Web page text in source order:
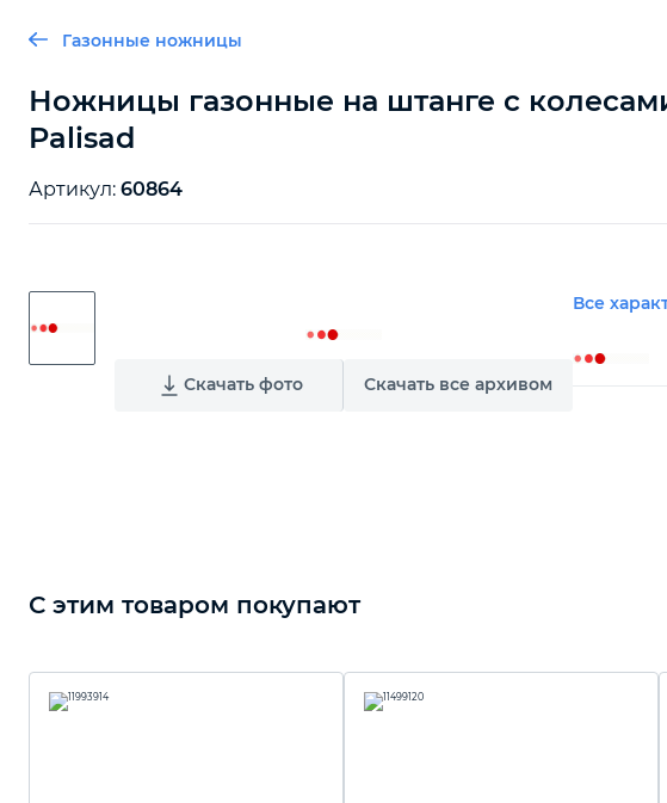
Газонные ножницы
Ножницы газонные на штанге с
Palisad
Артикул: 60864
Скачать фото Скачать все архивом
Все
С этим товаром покупают